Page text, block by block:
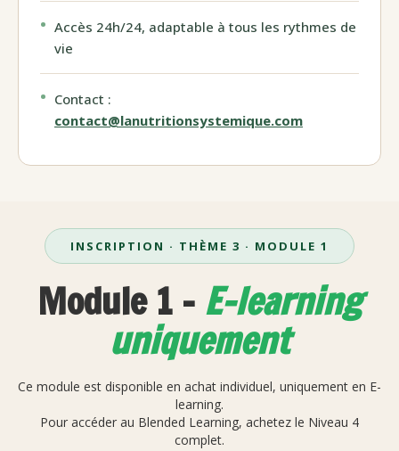
Accès 24h/24, adaptable à tous les rythmes de
vie
Contact :
contact@lanutritionsystemique.com
INSCRIPTION · THÈME 3 · MODULE 1
Module 1 - E-learning
uniquement
Ce module est disponible en achat individuel, uniquement en E-
learning.
Pour accéder au Blended Learning, achetez le Niveau 4
complet.